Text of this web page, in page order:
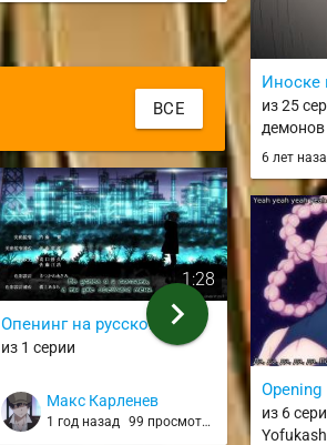
ВСЕ
1:28
Опенинг на русском
из 1 серии
Макс Карленев
1 год назад 99 просмотров
экшена
из 8
11
chevron_right
Иноске
из 25
демонов
6 лет
Opening
из 6